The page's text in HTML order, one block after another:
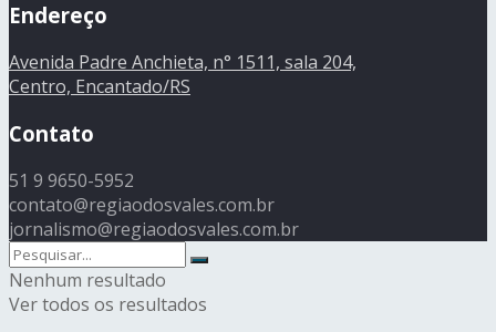
Endereço
Avenida Padre Anchieta, n° 1511, sala 204,
Centro, Encantado/RS
Contato
51 9 9650-5952
contato@regiaodosvales.com.br
jornalismo@regiaodosvales.com.br
Nenhum resultado
Ver todos os resultados